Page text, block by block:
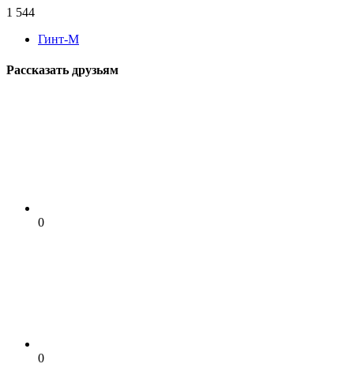
1 544
Гинт-М
Рассказать друзьям
0
0